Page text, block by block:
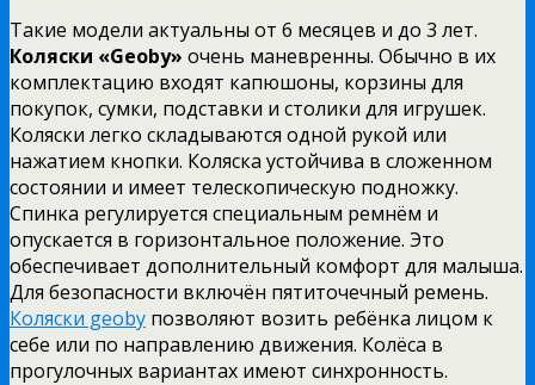
Такие модели актуальны от 6 месяцев и до 3 лет.
Коляски «Geoby» очень маневренны. Обычно в их
комплектацию входят капюшоны, корзины для
покупок, сумки, подставки и столики для игрушек.
Коляски легко складываются одной рукой или
нажатием кнопки. Коляска устойчива в сложенном
состоянии и имеет телескопическую подножку.
Спинка регулируется специальным ремнём и
опускается в горизонтальное положение. Это
обеспечивает дополнительный комфорт для малыша.
Для безопасности включён пятиточечный ремень.
Коляски geoby позволяют возить ребёнка лицом к
себе или по направлению движения. Колёса в
прогулочных вариантах имеют синхронность.